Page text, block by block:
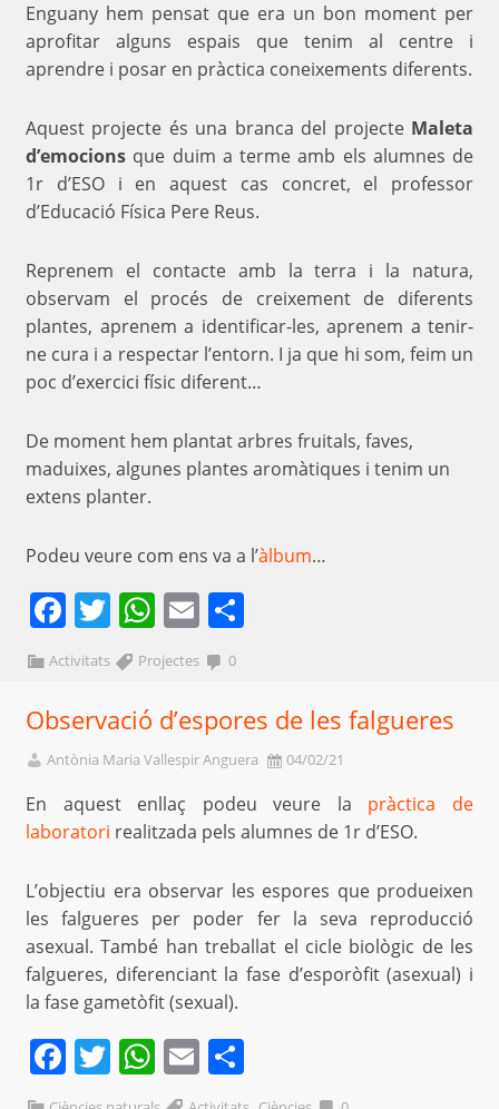
Enguany hem pensat que era un bon moment per
aprofitar alguns espais que tenim al centre i
aprendre i posar en pràctica coneixements diferents.
Aquest projecte és una branca del projecte Maleta
d’emocions que duim a terme amb els alumnes de
1r d’ESO i en aquest cas concret, el professor
d’Educació Física Pere Reus.
Reprenem el contacte amb la terra i la natura,
observam el procés de creixement de diferents
plantes, aprenem a identificar-les, aprenem a tenir-
ne cura i a respectar l’entorn. I ja que hi som, feim un
poc d’exercici físic diferent…
De moment hem plantat arbres fruitals, faves,
maduixes, algunes plantes aromàtiques i tenim un
extens planter.
Podeu veure com ens va a l’àlbum…
Facebook
Twitter
WhatsApp
Email
Activitats Projectes 0
Observació d’espores de les falgueres
Antònia Maria Vallespir Anguera 04/02/21
En aquest enllaç podeu veure la pràctica de
laboratori realitzada pels alumnes de 1r d’ESO.
L’objectiu era observar les espores que produeixen
les falgueres per poder fer la seva reproducció
asexual. També han treballat el cicle biològic de les
falgueres, diferenciant la fase d’esporòfit (asexual) i
la fase gametòfit (sexual).
Facebook
Twitter
WhatsApp
Email